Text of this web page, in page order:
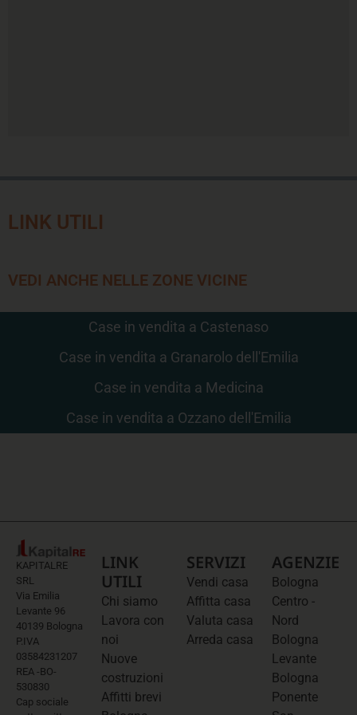
LINK UTILI
VEDI ANCHE NELLE ZONE VICINE
Case in vendita a Castenaso
Case in vendita a Granarolo dell'Emilia
Case in vendita a Medicina
Case in vendita a Ozzano dell'Emilia
KAPITALRE
SRL
Via Emilia
Levante 96
40139 Bologna
P.IVA
03584231207
REA -BO-
530830
Cap sociale
LINK
UTILI
Chi siamo
Lavora con
noi
Nuove
costruzioni
Affitti brevi
SERVIZI
Vendi casa
Affitta casa
Valuta casa
Arreda casa
AGENZIE
Bologna
Centro -
Nord
Bologna
Levante
Bologna
Ponente